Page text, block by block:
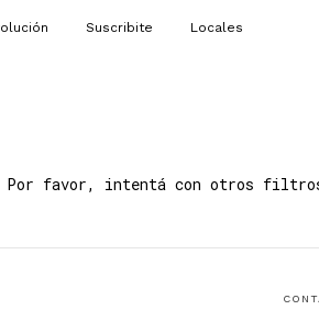
Suscribite Locales
Por favor, intentá con otros